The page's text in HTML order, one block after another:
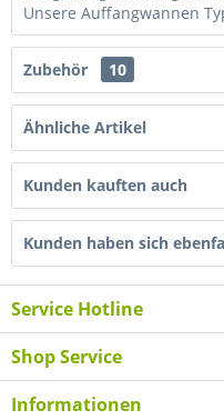
Unsere Auffangwannen
Zubehör 10
Ähnliche Artikel
Kunden kauften auch
Kunden haben sich
Service Hotline
Shop Service
Informationen